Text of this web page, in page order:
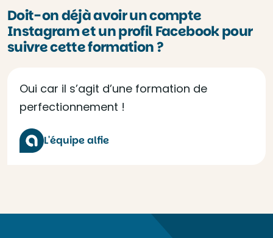
Doit-on déjà avoir un compte
Instagram et un profil Facebook pour
suivre cette formation ?
Oui car il s’agit d’une formation de
perfectionnement !
L'équipe alfie